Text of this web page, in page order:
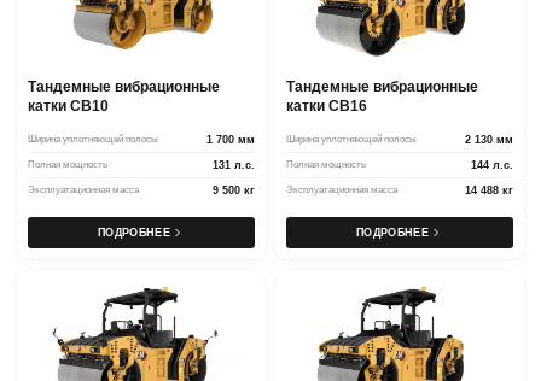
Тандемные вибрационные
катки CB10
Ширина уплотняющей полосы 1 700 мм
Полная мощность 131 л.с.
Эксплуатационная масса 9 500 кг
ПОДРОБНЕЕ
Тандемные вибрационные
катки CB16
Ширина уплотняющей полосы 2 130 мм
Полная мощность 144 л.с.
Эксплуатационная масса 14 488 кг
ПОДРОБНЕЕ